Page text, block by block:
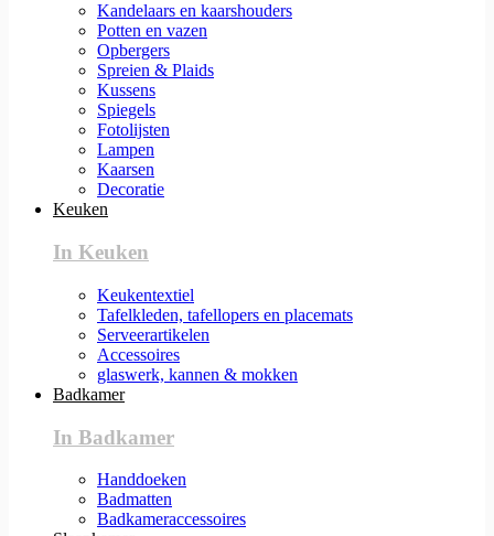
Kandelaars en kaarshouders
Potten en vazen
Opbergers
Spreien & Plaids
Kussens
Spiegels
Fotolijsten
Lampen
Kaarsen
Decoratie
Keuken
In Keuken
Keukentextiel
Tafelkleden, tafellopers en placemats
Serveerartikelen
Accessoires
glaswerk, kannen & mokken
Badkamer
In Badkamer
Handdoeken
Badmatten
Badkameraccessoires